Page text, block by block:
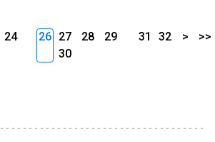
24
26 27 28
29
30
31 32 > >>